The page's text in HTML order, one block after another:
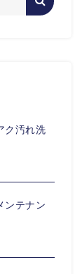
ク汚れ洗
ンテナン